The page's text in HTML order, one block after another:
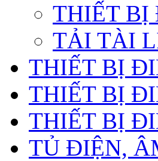
THIẾT BỊ
TẢI TÀI
THIẾT BỊ
THIẾT BỊ
THIẾT BỊ
TỦ ĐIỆN,